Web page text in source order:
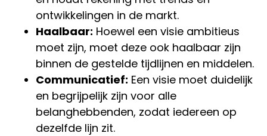
ontwikkelingen in de markt.
Haalbaar: Hoewel een visie ambitieus
moet zijn, moet deze ook haalbaar zijn
binnen de gestelde tijdlijnen en middelen.
Communicatief: Een visie moet duidelijk
en begrijpelijk zijn voor alle
belanghebbenden, zodat iedereen op
dezelfde lijn zit.